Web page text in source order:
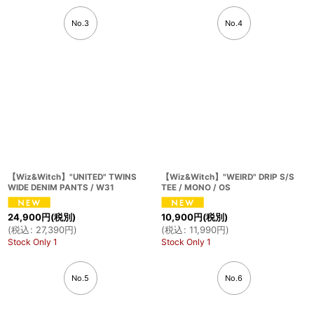
No.3
【Wiz&Witch】"UNITED" TWINS
WIDE DENIM PANTS / W31
24,900円(税別)
(税込: 27,390円)
Stock Only 1
No.4
【Wiz&Witch】"WEIRD" DRIP S/S
TEE / MONO / OS
10,900円(税別)
(税込: 11,990円)
Stock Only 1
No.5 No.6